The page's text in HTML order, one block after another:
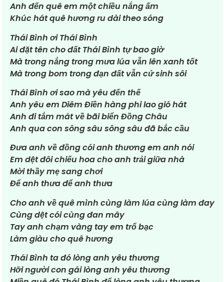
Anh đến quê em một chiều nắng ấm
Khúc hát quê hương ru dài theo sóng
Thái Bình ơi Thái Bình
Ai đặt tên cho đất Thái Bình tự bao giờ
Mà trong nắng trong mưa lúa vẫn lên xanh tốt
Mà trong bom trong đạn đất vẫn cứ sinh sôi
Thái Bình ơi sao mà yêu đến thế
Anh yêu em Diêm Điền hàng phi lao gió hát
Anh đi tắm mát về bãi biển Đồng Châu
Anh qua con sông sâu sông sâu đã bắc cầu
Đưa anh về đồng cói anh thương em anh nói
Em dệt đôi chiếu hoa cho anh trải giữa nhà
Mời thầy mẹ sang chơi
Để anh thưa để anh thưa
Cho anh về quê mình cùng làm lúa cùng làm đay
Cùng dệt cói cùng đan mây
Tay anh chạm vàng tay em trổ bạc
Làm giàu cho quê hương
Thái Bình ta đó lòng anh yêu thương
Hỡi người con gái lòng anh yêu thương